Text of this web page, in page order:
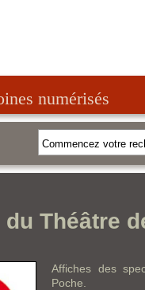
numérisés
Théâtre
Affiches des
Poche.